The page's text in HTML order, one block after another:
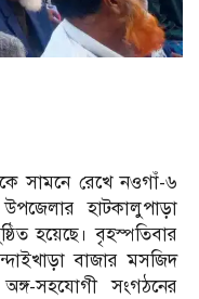
সামনে রেখে নওগাঁ-৬
হাটকালুপাড়া
হয়েছে। বৃহস্পতিবার
বাজার মসজিদ
সহযোগী সংগঠনের